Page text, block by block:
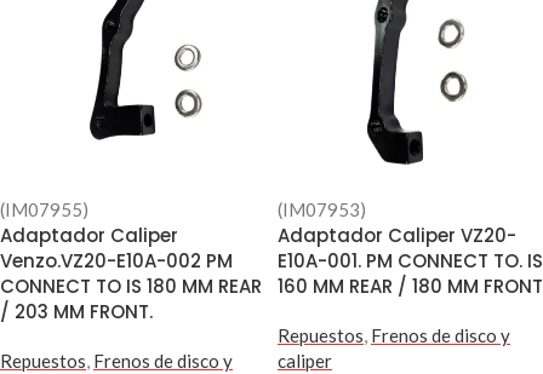
(IM07955)
Adaptador Caliper
Venzo.VZ20-E10A-002 PM
CONNECT TO IS 180 MM REAR
/ 203 MM FRONT.
Repuestos, Frenos de disco y
(IM07953)
Adaptador Caliper VZ20-
E10A-001. PM CONNECT TO. IS
160 MM REAR / 180 MM FRONT
Repuestos, Frenos de disco y
caliper